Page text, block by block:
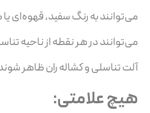
می‌توانند به رنگ سفید، قهوه‌ای
می‌توانند در هر نقطه از ناحیه
آلت تناسلی و کشاله ران ظاهر
هیچ علامتی: